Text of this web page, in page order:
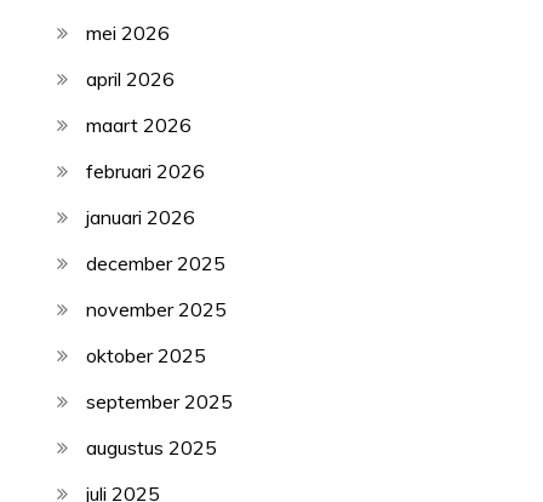
mei 2026
april 2026
maart 2026
februari 2026
januari 2026
december 2025
november 2025
oktober 2025
september 2025
augustus 2025
juli 2025